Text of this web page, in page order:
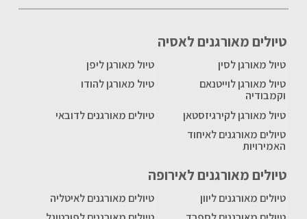
טיולים מאורגנים לאסיה
טיול מאורגן לסין
טיול מאורגן ליפן
טיול מאורגן לוייטנאם
וקמבודיה
טיול מאורגן להודו
טיול מאורגן לקירגיזסטאן
טיולים מאורגנים לדובאי
טיולים מאורגנים לאיחוד
האמירויות
טיולים מאורגנים לאירופה
טיולים מאורגנים ליוון
טיולים מאורגנים לאיטליה